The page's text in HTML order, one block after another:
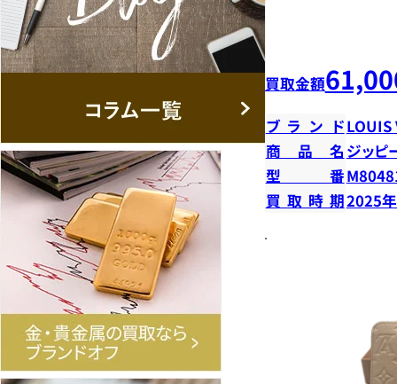
買取金額
ブランドLOUIS
商品名 ジッピ
型番
買取時期2025